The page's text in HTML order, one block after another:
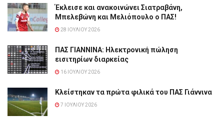
Έκλεισε και ανακοινώνει Σιατραβάνη,
Μπελεβώνη και Μελιόπουλο ο ΠΑΣ!
28 ΙΟΥΛΊΟΥ 2026
ΠΑΣ ΓΙΑΝΝΙΝΑ: Hλεκτρονική πώληση
εισιτηρίων διαρκείας
16 ΙΟΥΛΊΟΥ 2026
Κλείστηκαν τα πρώτα φιλικά του ΠΑΣ Γιάννινα
7 ΙΟΥΛΊΟΥ 2026